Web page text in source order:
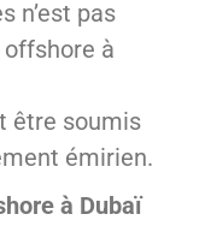
n’est pas
à
être soumis
émirien.
à Dubaï